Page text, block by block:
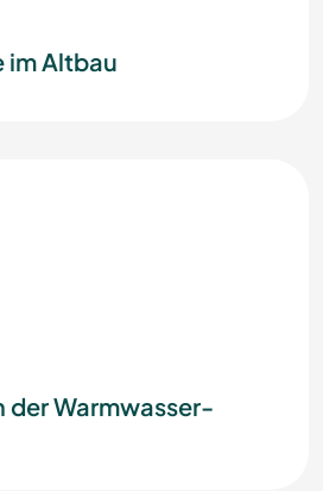
im Altbau
der Warmwasser­